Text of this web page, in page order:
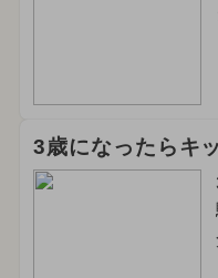
3歳になったらキ